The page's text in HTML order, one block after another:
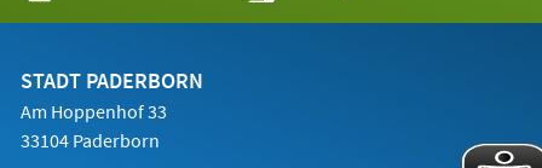
in
einem
STADT PADERBORN
Am Hoppenhof 33
33104 Paderborn